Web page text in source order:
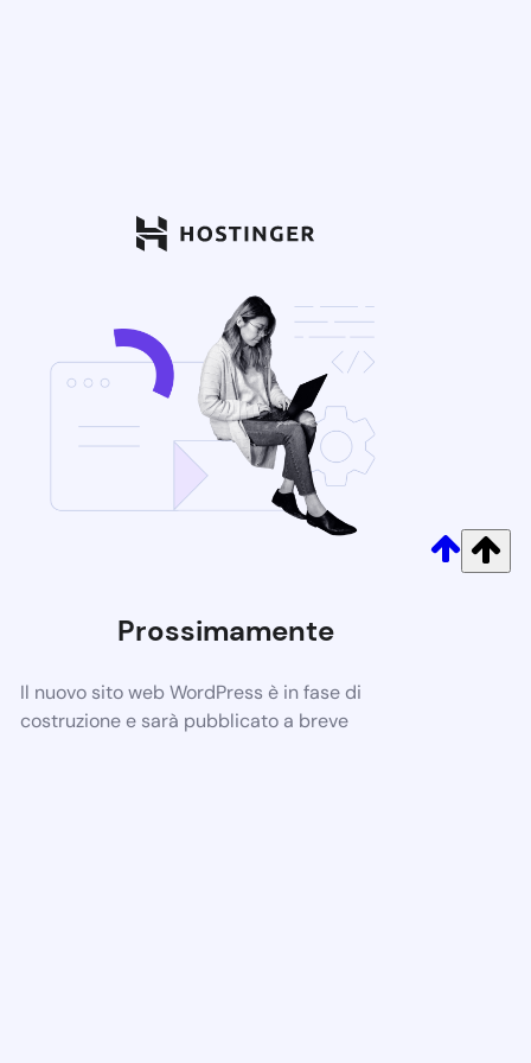
Prossimamente
Il nuovo sito web WordPress è in fase di
costruzione e sarà pubblicato a breve